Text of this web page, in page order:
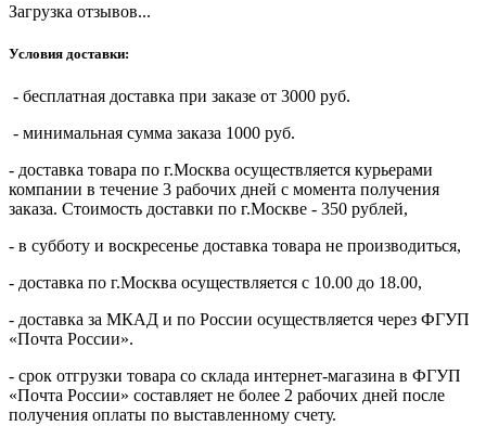
Загрузка отзывов...
Условия доставки:
- бесплатная доставка при заказе от 3000 руб.
- минимальная сумма заказа 1000 руб.
- доставка товара по г.Москва осуществляется курьерами
компании в течение 3 рабочих дней с момента получения
заказа. Стоимость доставки по г.Москве - 350 рублей,
- в субботу и воскресенье доставка товара не производиться,
- доставка по г.Москва осуществляется с 10.00 до 18.00,
- доставка за МКАД и по России осуществляется через ФГУП
«Почта России».
- срок отгрузки товара со склада интернет-магазина в ФГУП
«Почта России» составляет не более 2 рабочих дней после
получения оплаты по выставленному счету.